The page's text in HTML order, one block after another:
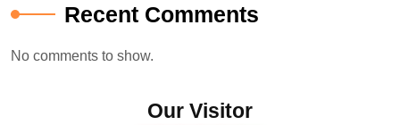
Recent Comments
No comments to show.
Our Visitor